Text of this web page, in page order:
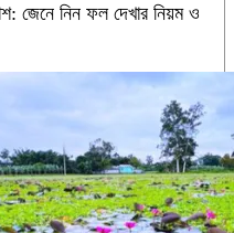
নিন ফল দেখার নিয়ম ও